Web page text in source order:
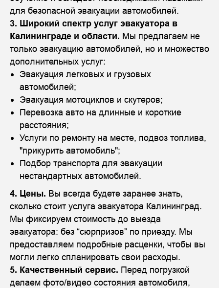
для безопасной эвакуации автомобилей.
3. Широкий спектр услуг эвакуатора в
Калининграде и области. Мы предлагаем не
только эвакуацию автомобилей, но и множество
дополнительных услуг:
Эвакуация легковых и грузовых
автомобилей;
Эвакуация мотоциклов и скутеров;
Перевозка авто на длинные и короткие
расстояния;
Услуги по ремонту на месте, подвоз топлива,
"прикурить автомобиль";
Подбор транспорта для эвакуации
нестандартных автомобилей.
4. Цены. Вы всегда будете заранее знать,
сколько стоит услуга эвакуатора Калининград.
Мы фиксируем стоимость до выезда
эвакуатора: без “сюрпризов” по приезду. Мы
предоставляем подробные расценки, чтобы вы
могли легко спланировать свои расходы.
5. Качественный сервис. Перед погрузкой
делаем фото/видео состояния автомобиля,